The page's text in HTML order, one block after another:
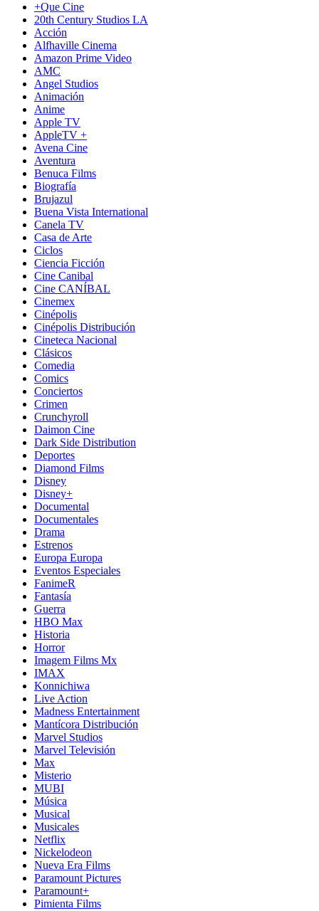
+Que Cine
20th Century Studios LA
Acción
Alfhaville Cinema
Amazon Prime Video
AMC
Angel Studios
Animación
Anime
Apple TV
AppleTV +
Avena Cine
Aventura
Benuca Films
Biografía
Brujazul
Buena Vista International
Canela TV
Casa de Arte
Ciclos
Ciencia Ficción
Cine Canibal
Cine CANÍBAL
Cinemex
Cinépolis
Cinépolis Distribución
Cineteca Nacional
Clásicos
Comedia
Comics
Conciertos
Crimen
Crunchyroll
Daimon Cine
Dark Side Distribution
Deportes
Diamond Films
Disney
Disney+
Documental
Documentales
Drama
Estrenos
Europa Europa
Eventos Especiales
FanimeR
Fantasía
Guerra
HBO Max
Historia
Horror
Imagem Films Mx
IMAX
Konnichiwa
Live Action
Madness Entertainment
Mantícora Distribución
Marvel Studios
Marvel Televisión
Max
Misterio
MUBI
Música
Musical
Musicales
Netflix
Nickelodeon
Nueva Era Films
Paramount Pictures
Paramount+
Pimienta Films